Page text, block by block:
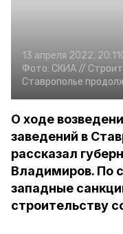
13 апреля 2022, 20:11
Фото: СКИА //
Ставрополье
О ходе
заведений в
рассказал
Владимиров. По
западные
строительству